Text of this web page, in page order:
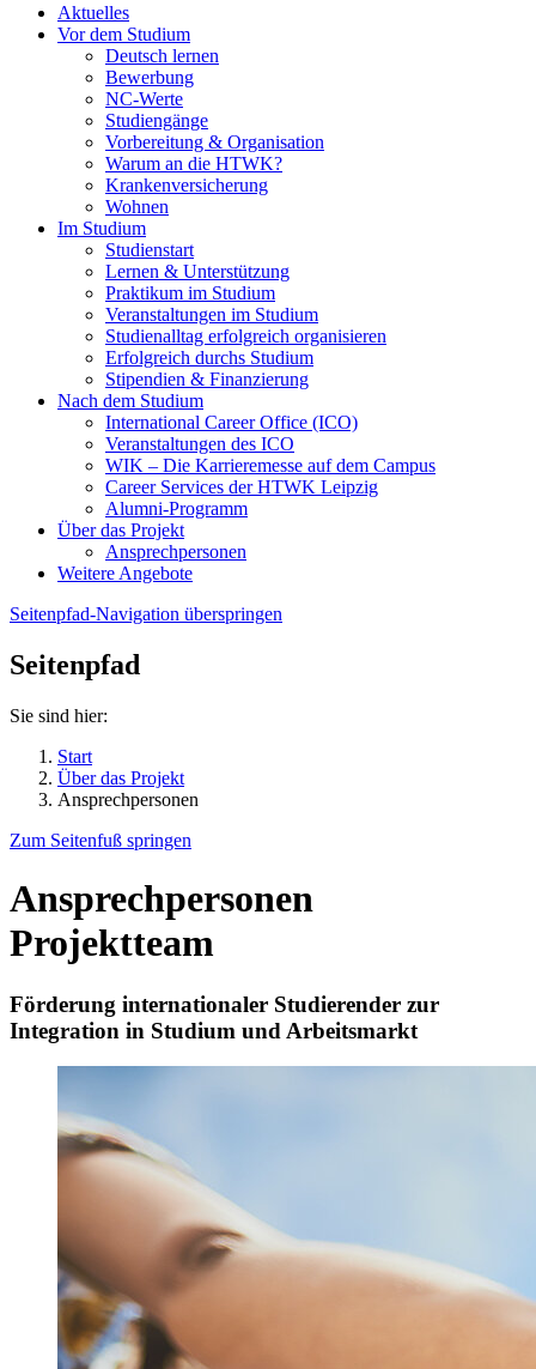
Aktuelles
Vor dem Studium
Deutsch lernen
Bewerbung
NC-Werte
Studiengänge
Vorbereitung & Organisation
Warum an die HTWK?
Krankenversicherung
Wohnen
Im Studium
Studienstart
Lernen & Unterstützung
Praktikum im Studium
Veranstaltungen im Studium
Studienalltag erfolgreich organisieren
Erfolgreich durchs Studium
Stipendien & Finanzierung
Nach dem Studium
International Career Office (ICO)
Veranstaltungen des ICO
WIK – Die Karrieremesse auf dem Campus
Career Services der HTWK Leipzig
Alumni-Programm
Über das Projekt
Ansprechpersonen
Weitere Angebote
Seitenpfad-Navigation überspringen
Seitenpfad
Sie sind hier:
Start
Über das Projekt
Ansprechpersonen
Zum Seitenfuß springen
Ansprechpersonen
Projektteam
Förderung internationaler Studierender zur
Integration in Studium und Arbeitsmarkt